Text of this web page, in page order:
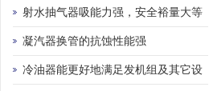
射水抽气器吸能力强，安全裕量大等
优点
凝汽器换管的抗蚀性能强
冷油器能更好地满足发机组及其它设